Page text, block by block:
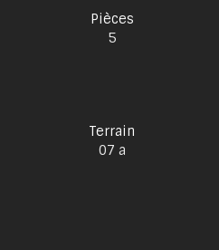
Pièces
5
Terrain
07 a